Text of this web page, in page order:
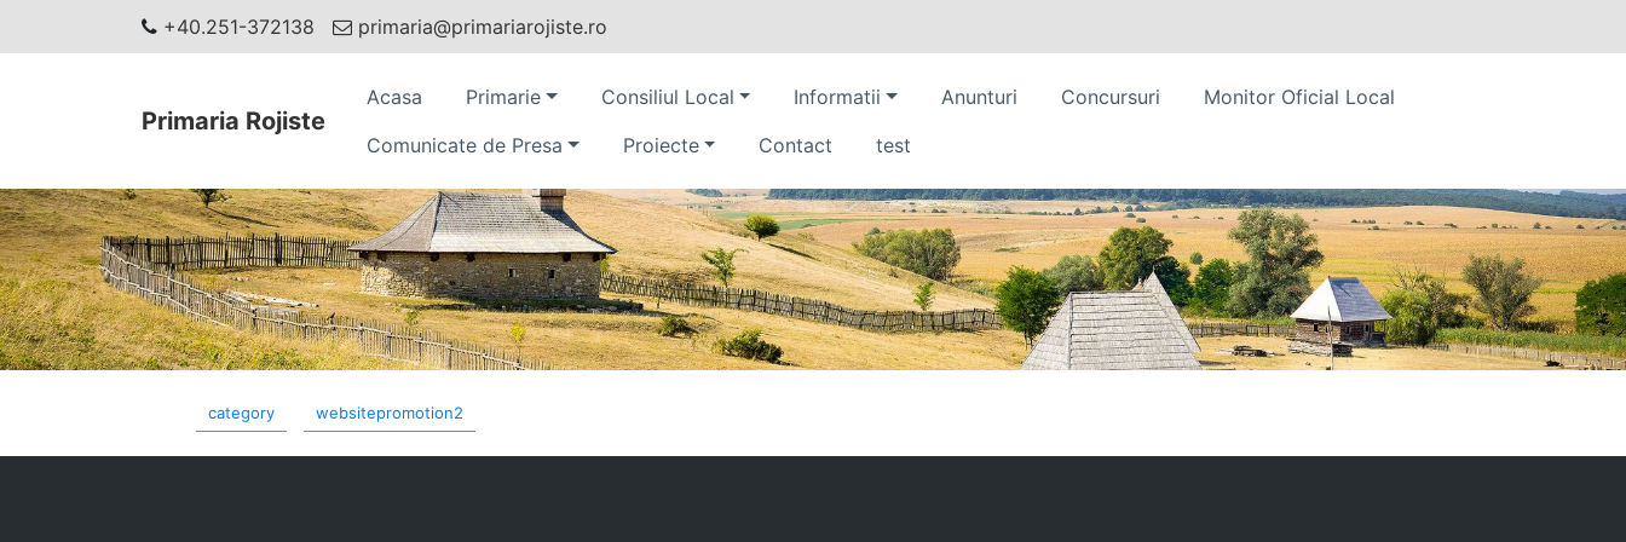
+40.251-372138 primaria@primariarojiste.ro
Primaria Rojiste
Acasa Primarie Consiliul Local Informatii Anunturi Concursuri
Monitor Oficial Local
Comunicate de Presa
Proiecte Contact test
category websitepromotion2